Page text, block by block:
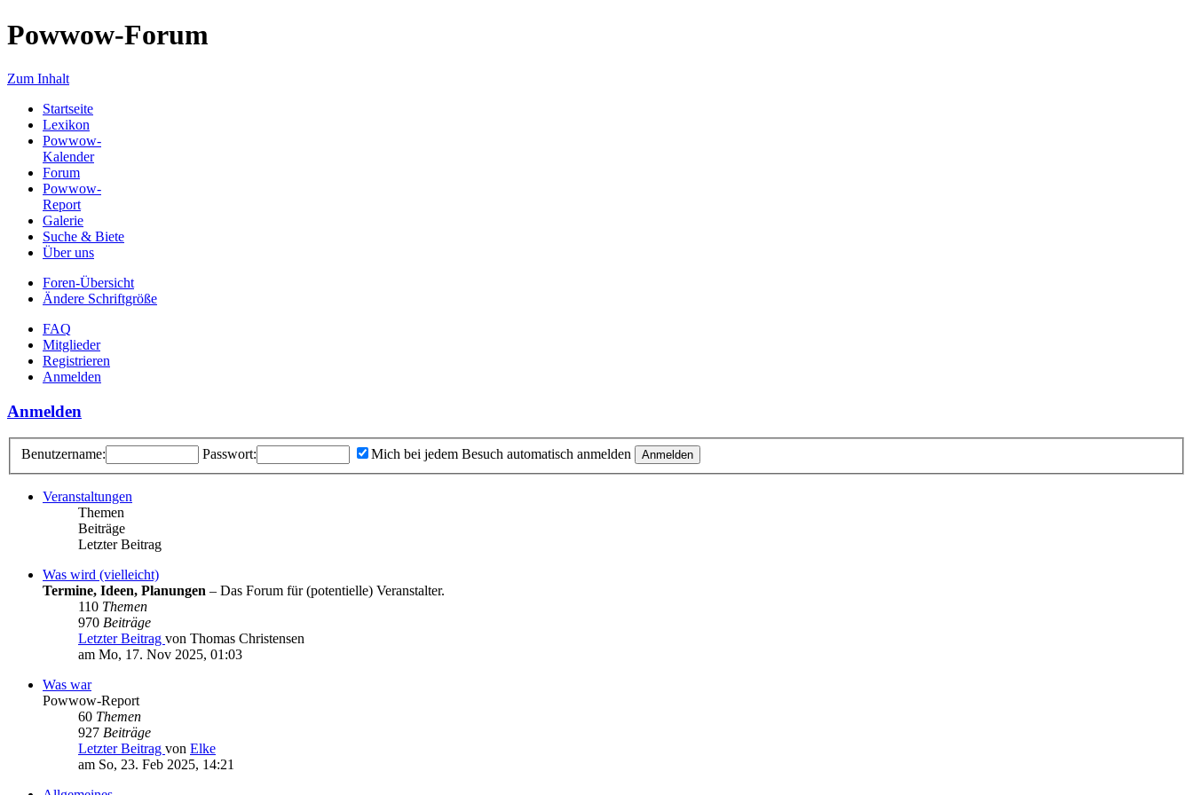
Powwow-Forum
Zum Inhalt
Startseite
Lexikon
Powwow-
Kalender
Forum
Powwow-
Report
Galerie
Suche & Biete
Über uns
Foren-Übersicht
Ändere Schriftgröße
FAQ
Mitglieder
Registrieren
Anmelden
Anmelden
Benutzername: Passwort: Mich bei jedem Besuch automatisch anmelden
Veranstaltungen
Themen
Beiträge
Letzter Beitrag
Was wird (vielleicht)
Termine, Ideen, Planungen – Das Forum für (potentielle) Veranstalter.
110 Themen
970 Beiträge
Letzter Beitrag von Thomas Christensen
am Mo, 17. Nov 2025, 01:03
Was war
Powwow-Report
60 Themen
927 Beiträge
Letzter Beitrag von Elke
am So, 23. Feb 2025, 14:21